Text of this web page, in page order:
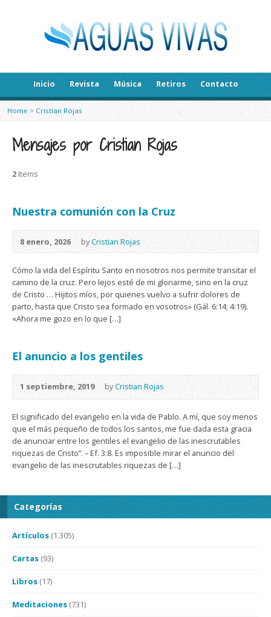
Inicio Revista Música Retiros Contacto
Home > Cristian Rojas
Mensajes por Cristian Rojas
2 Items
Nuestra comunión con la Cruz
8 enero, 2026 byCristian Rojas
Cómo la vida del Espíritu Santo en nosotros nos permite transitar el
camino de la cruz. Pero lejos esté de mi gloriarme, sino en la cruz
de Cristo … Hijitos míos, por quienes vuelvo a sufrir dolores de
parto, hasta que Cristo sea formado en vosotros» (Gál. 6:14; 4:19).
«Ahora me gozo en lo que […]
El anuncio a los gentiles
1 septiembre, 2019 byCristian Rojas
El significado del evangelio en la vida de Pablo. A mí, que soy menos
que el más pequeño de todos los santos, me fue dada esta gracia
de anunciar entre los gentiles el evangelio de las inescrutables
riquezas de Cristo”. – Ef. 3:8. Es imposible mirar el anuncio del
evangelio de las inescrutables riquezas de […]
Categorías
Artículos (1.305)
Cartas (93)
Libros (17)
Meditaciones (731)